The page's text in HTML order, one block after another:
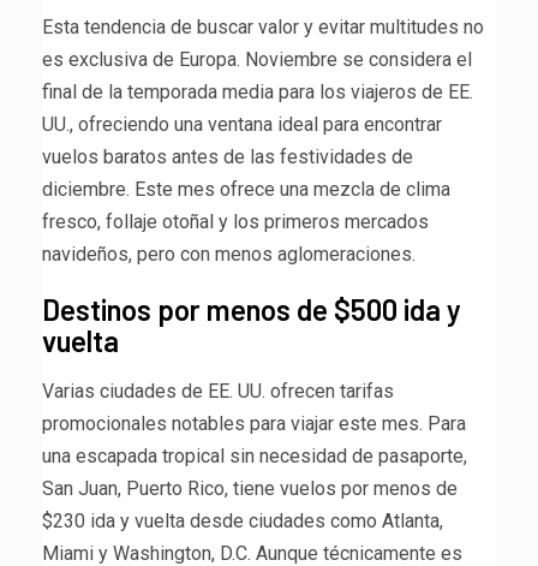
Esta tendencia de buscar valor y evitar multitudes no
es exclusiva de Europa. Noviembre se considera el
final de la temporada media para los viajeros de EE.
UU., ofreciendo una ventana ideal para encontrar
vuelos baratos antes de las festividades de
diciembre. Este mes ofrece una mezcla de clima
fresco, follaje otoñal y los primeros mercados
navideños, pero con menos aglomeraciones.
Destinos por menos de $500 ida y
vuelta
Varias ciudades de EE. UU. ofrecen tarifas
promocionales notables para viajar este mes. Para
una escapada tropical sin necesidad de pasaporte,
San Juan, Puerto Rico, tiene vuelos por menos de
$230 ida y vuelta desde ciudades como Atlanta,
Miami y Washington, D.C. Aunque técnicamente es